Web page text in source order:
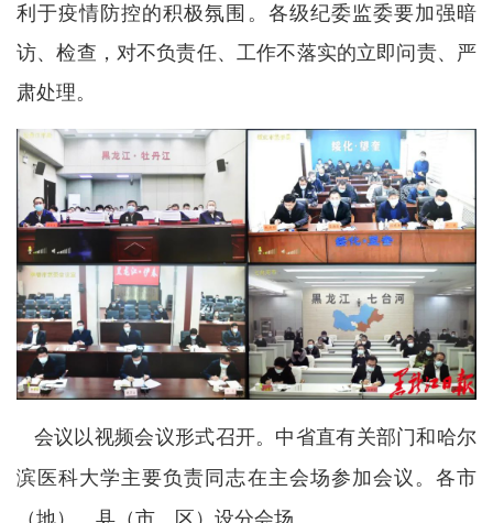
利于疫情防控的积极氛围。各级纪委监委要加强暗
访、检查，对不负责任、工作不落实的立即问责、严
肃处理。
会议以视频会议形式召开。中省直有关部门和哈尔
滨医科大学主要负责同志在主会场参加会议。各市